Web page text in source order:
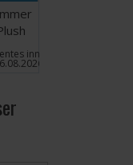
Redinn